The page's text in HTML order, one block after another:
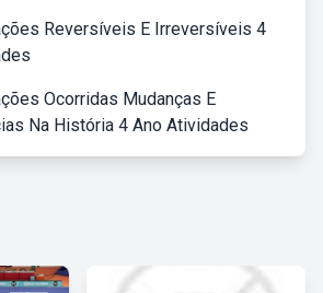
Reversíveis E Irreversíveis 4
Ocorridas Mudanças E
Na História 4 Ano Atividades